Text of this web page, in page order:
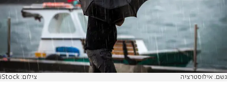
גשם. אילוסטרציה צילום: iStock